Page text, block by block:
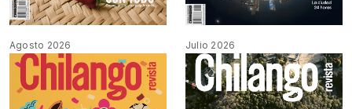
Agosto 2026 Julio 2026